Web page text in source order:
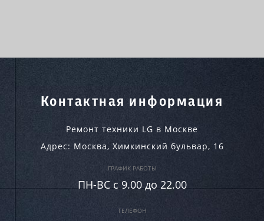
Контактная информация
Ремонт техники LG в Москве
Адрес: Москва, Химкинский бульвар, 16
ГРАФИК РАБОТЫ
ПН-ВC c 9.00 до 22.00
ТЕЛЕФОН